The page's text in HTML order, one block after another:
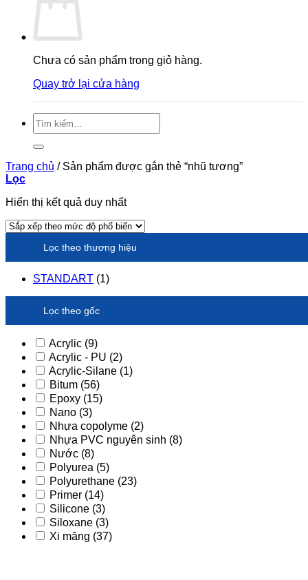
Chưa có sản phẩm trong giỏ hàng.
Quay trở lại cửa hàng
Tìm
kiếm:
Trang chủ /Sản phẩm được gắn thẻ “nhũ tương”
Lọc
Hiển thị kết quả duy nhất
Lọc theo thương hiệu
STANDART (1)
Lọc theo gốc
Acrylic (9)
Acrylic - PU (2)
Acrylic-Silane (1)
Bitum (56)
Epoxy (15)
Nano (3)
Nhựa copolyme (2)
Nhựa PVC nguyên sinh (8)
Nước (8)
Polyurea (5)
Polyurethane (23)
Primer (14)
Silicone (3)
Siloxane (3)
Xi măng (37)